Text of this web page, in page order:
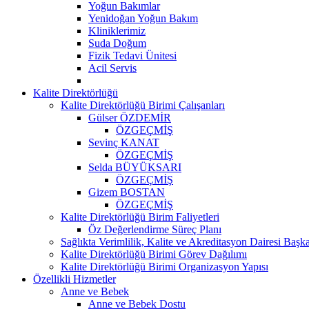
Yoğun Bakımlar
Yenidoğan Yoğun Bakım
Kliniklerimiz
Suda Doğum
Fizik Tedavi Ünitesi
Acil Servis
Kalite Direktörlüğü
Kalite Direktörlüğü Birimi Çalışanları
Gülser ÖZDEMİR
ÖZGEÇMİŞ
Sevinç KANAT
ÖZGEÇMİŞ
Selda BÜYÜKSARI
ÖZGEÇMİŞ
Gizem BOSTAN
ÖZGEÇMİŞ
Kalite Direktörlüğü Birim Faliyetleri
Öz Değerlendirme Süreç Planı
Sağlıkta Verimlilik, Kalite ve Akreditasyon Dairesi
Kalite Direktörlüğü Birimi Görev Dağılımı
Kalite Direktörlüğü Birimi Organizasyon Yapısı
Özellikli Hizmetler
Anne ve Bebek
Anne ve Bebek Dostu